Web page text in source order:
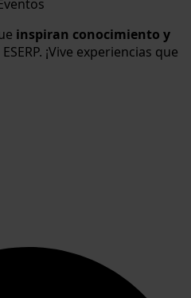
inspiran conocimiento y
¡Vive experiencias que